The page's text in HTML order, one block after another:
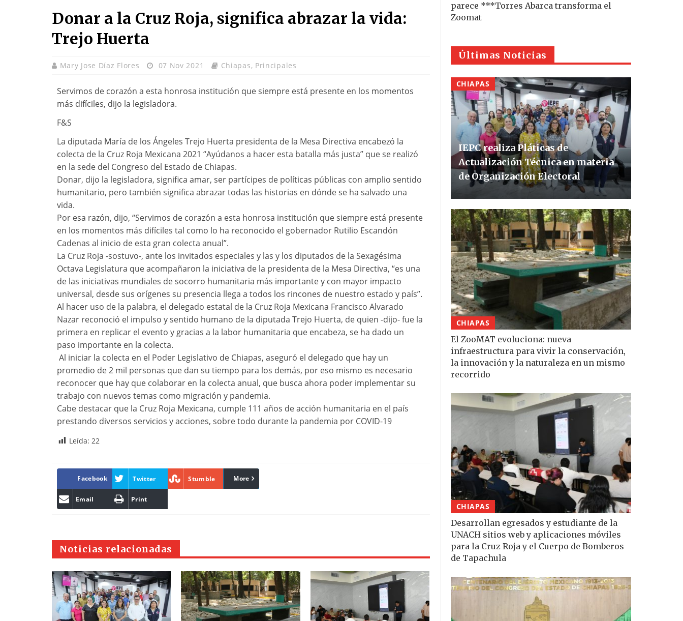
Donar a la Cruz Roja, significa abrazar la vida:
Trejo Huerta
Mary Jose Díaz Flores 07 Nov 2021 Chiapas, Principales
Servimos de corazón a esta honrosa institución que siempre está presente en los momentos
más difíciles, dijo la legisladora.
F&S
La diputada María de los Ángeles Trejo Huerta presidenta de la Mesa Directiva encabezó la
colecta de la Cruz Roja Mexicana 2021 “Ayúdanos a hacer esta batalla más justa” que se realizó
en la sede del Congreso del Estado de Chiapas.
Donar, dijo la legisladora, significa amar, ser partícipes de políticas públicas con amplio sentido
humanitario, pero también significa abrazar todas las historias en dónde se ha salvado una
vida.
Por esa razón, dijo, “Servimos de corazón a esta honrosa institución que siempre está presente
en los momentos más difíciles tal como lo ha reconocido el gobernador Rutilio Escandón
Cadenas al inicio de esta gran colecta anual”.
La Cruz Roja -sostuvo-, ante los invitados especiales y las y los diputados de la Sexagésima
Octava Legislatura que acompañaron la iniciativa de la presidenta de la Mesa Directiva, “es una
de las iniciativas mundiales de socorro humanitaria más importante y con mayor impacto
universal, desde sus orígenes su presencia llega a todos los rincones de nuestro estado y país”.
Al hacer uso de la palabra, el delegado estatal de la Cruz Roja Mexicana Francisco Alvarado
Nazar reconoció el impulso y sentido humano de la diputada Trejo Huerta, de quien -dijo- fue la
primera en replicar el evento y gracias a la labor humanitaria que encabeza, se ha dado un
paso importante en la colecta.
Al iniciar la colecta en el Poder Legislativo de Chiapas, aseguró el delegado que hay un
promedio de 2 mil personas que dan su tiempo para los demás, por eso mismo es necesario
reconocer que hay que colaborar en la colecta anual, que busca ahora poder implementar su
trabajo con nuevos temas como migración y pandemia.
Cabe destacar que la Cruz Roja Mexicana, cumple 111 años de acción humanitaria en el país
prestando diversos servicios y acciones, sobre todo durante la pandemia por COVID-19
Leída: 22
Facebook Twitter Stumble linkedin
Email Print
More
Noticias relacionadas
parece ***Torres Abarca transforma el
Zoomat
Últimas Noticias
CHIAPAS
IEPC realiza Pláticas de
Actualización Técnica en materia
de Organización Electoral
CHIAPAS
El ZooMAT evoluciona: nueva
infraestructura para vivir la conservación,
la innovación y la naturaleza en un mismo
recorrido
CHIAPAS
Desarrollan egresados y estudiante de la
UNACH sitios web y aplicaciones móviles
para la Cruz Roja y el Cuerpo de Bomberos
de Tapachula